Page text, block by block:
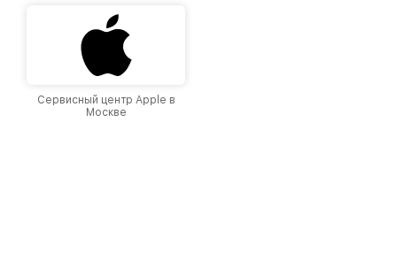
Сервисный центр Apple в
Москве